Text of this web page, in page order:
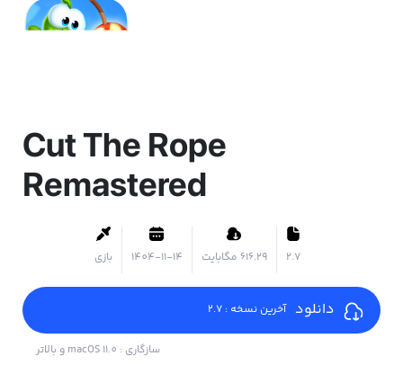
Cut The Rope
Remastered
2.7 ۶۱۶.۲۹ مگابایت 1404-11-14 بازی
دانلود آخرین نسخه : 2.7
سازگاری : macOS 11.0 و بالاتر